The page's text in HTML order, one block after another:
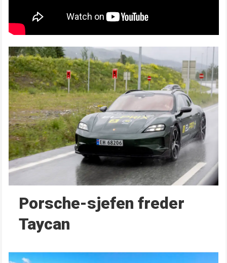
Porsche-sjefen freder
Taycan